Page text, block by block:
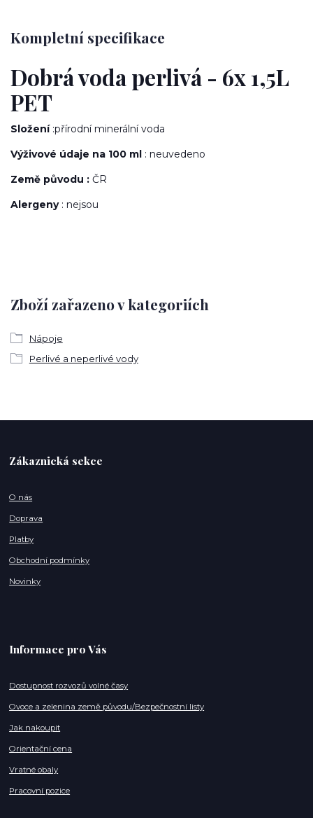
Kompletní specifikace
Dobrá voda perlivá - 6x 1,5L
PET
Složení :přírodní minerální voda
Výživové údaje na 100 ml : neuvedeno
Země původu : ČR
Alergeny: nejsou
Zboží zařazeno v kategoriích
Nápoje
Perlivé a neperlivé vody
Zákaznická sekce
O nás
Doprava
Platby
Obchodní podmínky
Novinky
Informace pro Vás
Dostupnost rozvozů volné časy
Ovoce a zelenina země původu/Bezpečnostní listy
Jak nakoupit
Orientační cena
Vratné obaly
Pracovní pozice